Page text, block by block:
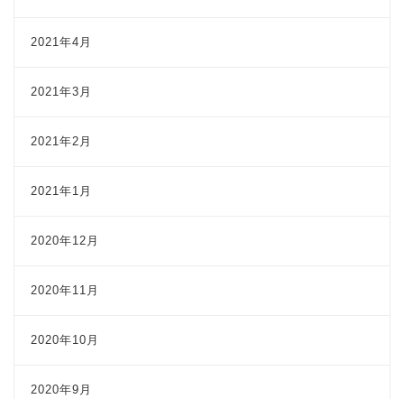
2021年4月
2021年3月
2021年2月
2021年1月
2020年12月
2020年11月
2020年10月
2020年9月